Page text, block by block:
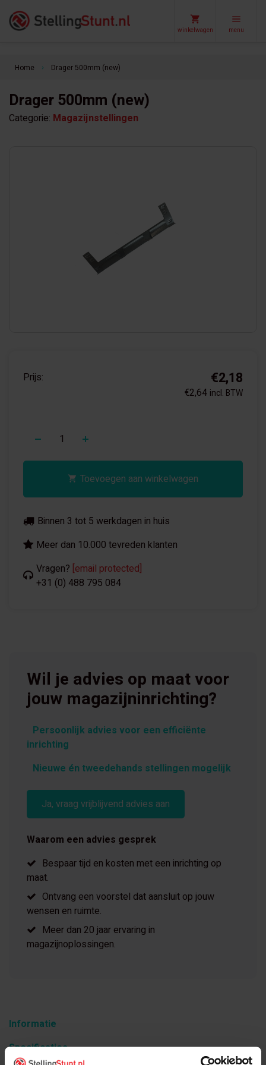
winkelwagen menu
Home keyboard_arrow_right Drager 500mm (new)
Drager 500mm (new)
Categorie: Magazijnstellingen
Prijs: €2,18
€2,64 incl. BTW
Toevoegen aan winkelwagen
Binnen 3 tot 5 werkdagen in huis
Meer dan 10.000 tevreden klanten
Vragen? [email protected]
+31 (0) 488 795 084
Wil je advies op maat voor
jouw magazijninrichting?
Persoonlijk advies voor een efficiënte
inrichting
Nieuwe én tweedehands stellingen mogelijk
Ja, vraag vrijblijvend advies aan
Waarom een advies gesprek
Bespaar tijd en kosten met een inrichting op
maat.
Ontvang een voorstel dat aansluit op jouw
wensen en ruimte.
Meer dan 20 jaar ervaring in
magazijnoplossingen.
Informatie
Specificaties